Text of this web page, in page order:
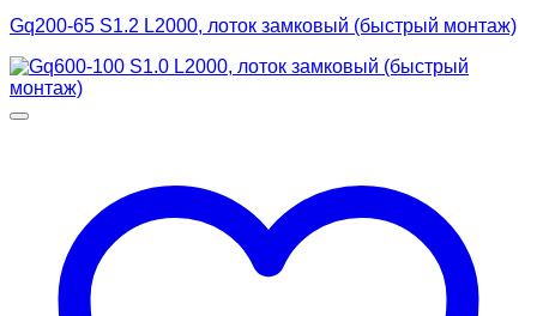
Gq200-65 S1.2 L2000, лоток замковый (быстрый монтаж)